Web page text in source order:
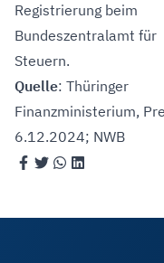
Registrierung beim
Bundeszentralamt für
Steuern.
Quelle: Thüringer
Finanzministerium,
6.12.2024; NWB